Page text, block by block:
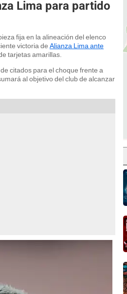
Lima para partido
fija en la alineación del elenco
victoria de Alianza Lima ante
tarjetas amarillas.
citados para el choque frente a
al objetivo del club de alcanzar